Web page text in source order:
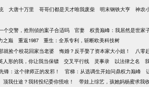
大唐十万里 哥哥们都是天才唯我废柴 明末钢铁大亨 神农
个交警，抢刑侦的案子合适吗 官妻 权贵巅峰：我居然是世家
之巅
重返1987
重生：全系专利，斩断欧美科技树
就捡个校花回家当老婆
悔婚？反手娶了资本家大小姐！
八零
人形的我，你让我当保镖
交叉平行线 灵事录 以法律之名
锋：这个律师正的发邪！
官梯：从选调生开始问鼎权力巅峰
顶我仕途？我转投纪委你慌啥！
带娃上综艺，孩她妈杨蜜求我